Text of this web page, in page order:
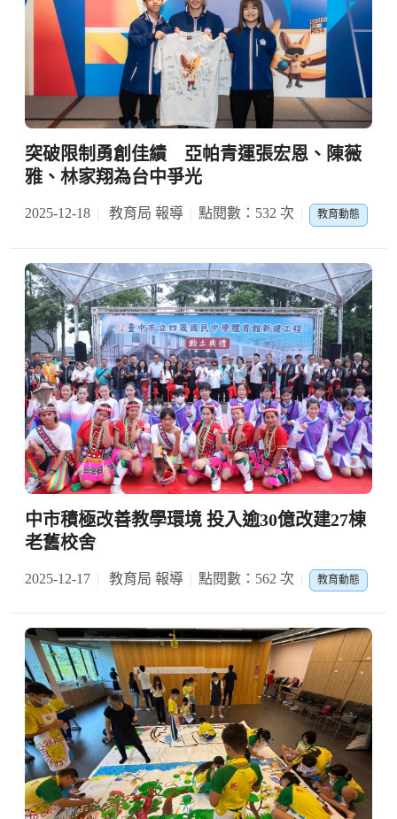
突破限制勇創佳績 亞帕青運張宏恩、陳薇
雅、林家翔為台中爭光
2025-12-18 教育局 報導 點閱數：532 次 教育動態
中市積極改善教學環境 投入逾30億改建27棟
老舊校舍
2025-12-17 教育局 報導 點閱數：562 次 教育動態